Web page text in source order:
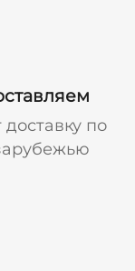
по